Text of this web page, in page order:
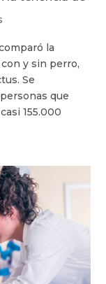
la
y sin perro,
Se
que
155.000